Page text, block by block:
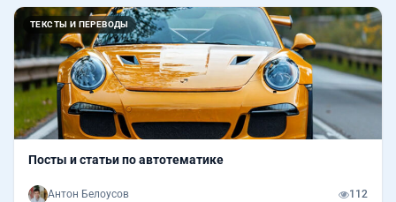
ТЕКСТЫ И ПЕРЕВОДЫ
Посты и статьи по автотематике
Антон Белоусов 112